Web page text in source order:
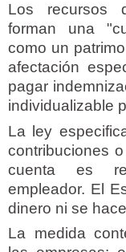
Los recursos
forman una
como un
afectación
pagar
individualizable
La ley
contribuciones
cuenta es
empleador. El
dinero ni se
La medida